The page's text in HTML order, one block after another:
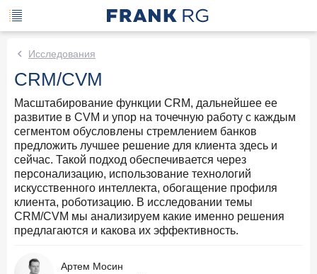
Исследования
CRM/CVM
Масштабирование функции CRM, дальнейшее ее
развитие в CVM и упор на точечную работу с каждым
сегментом обусловлены стремлением банков
предложить лучшее решение для клиента здесь и
сейчас. Такой подход обеспечивается через
персонализацию, использование технологий
искусственного интеллекта, обогащение профиля
клиента, роботизацию. В исследовании темы
CRM/CVM мы анализируем какие именно решения
предлагаются и какова их эффективность.
Артем Мосин